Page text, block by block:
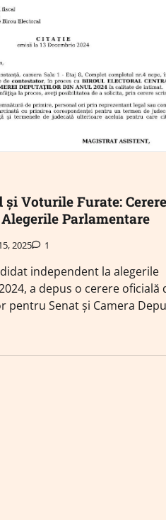
Voturile Furate:
Parlamentare
2025 1
independent la alegerile
a depus o cerere oficială
pentru Senat și Camera